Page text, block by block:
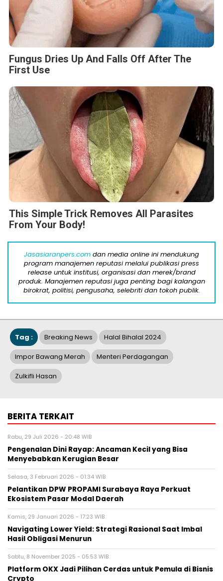
Fungus Dries Up And Falls Off After The
First Use
This Simple Trick Removes All Parasites
From Your Body!
Jasasiaranpers.com dan media online ini mendukung
program manajemen reputasi melalui publikasi press
release untuk institusi, organisasi dan merek/brand
produk. Manajemen reputasi juga penting bagi kalangan
birokrat, politisi, pengusaha, selebriti dan tokoh publik.
Tag : Breaking News Halal Bihalal 2024
Impor Bawang Merah Menteri Perdagangan
Zulkifli Hasan
BERITA TERKAIT
Rabu, 29 Juli 2026 - 20:48 WIB
Pengenalan Dini Rayap: Ancaman Kecil yang Bisa
Menyebabkan Kerugian Besar
Selasa, 3 Februari 2026 - 01:34 WIB
Pelantikan DPW PROPAMI Surabaya Raya Perkuat
Ekosistem Pasar Modal Daerah
Kamis, 29 Januari 2026 - 17:23 WIB
Navigating Lower Yield: Strategi Rasional Saat Imbal
Hasil Obligasi Menurun
Sabtu, 8 November 2025 - 05:53 WIB
Platform OKX Jadi Pilihan Cerdas untuk Pemula di Bisnis
Crypto